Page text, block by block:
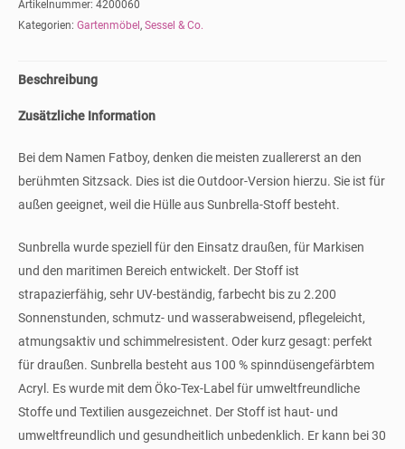
Grey
Menge
Artikelnummer: 4200060
Kategorien: Gartenmöbel , Sessel & Co.
Beschreibung
Zusätzliche Information
Bei dem Namen Fatboy, denken die meisten zuallererst an den
berühmten Sitzsack. Dies ist die Outdoor-Version hierzu. Sie ist für
außen geeignet, weil die Hülle aus Sunbrella-Stoff besteht.
Sunbrella wurde speziell für den Einsatz draußen, für Markisen
und den maritimen Bereich entwickelt. Der Stoff ist
strapazierfähig, sehr UV-beständig, farbecht bis zu 2.200
Sonnenstunden, schmutz- und wasserabweisend, pflegeleicht,
atmungsaktiv und schimmelresistent. Oder kurz gesagt: perfekt
für draußen. Sunbrella besteht aus 100 % spinndüsengefärbtem
Acryl. Es wurde mit dem Öko-Tex-Label für umweltfreundliche
Stoffe und Textilien ausgezeichnet. Der Stoff ist haut- und
umweltfreundlich und gesundheitlich unbedenklich. Er kann bei 30